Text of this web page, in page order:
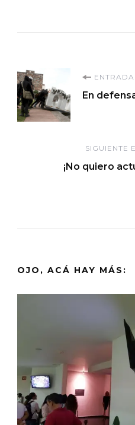
de
entradas
En
SIGUIENTE
¡No quiero
OJO, ACÁ HAY MÁS: